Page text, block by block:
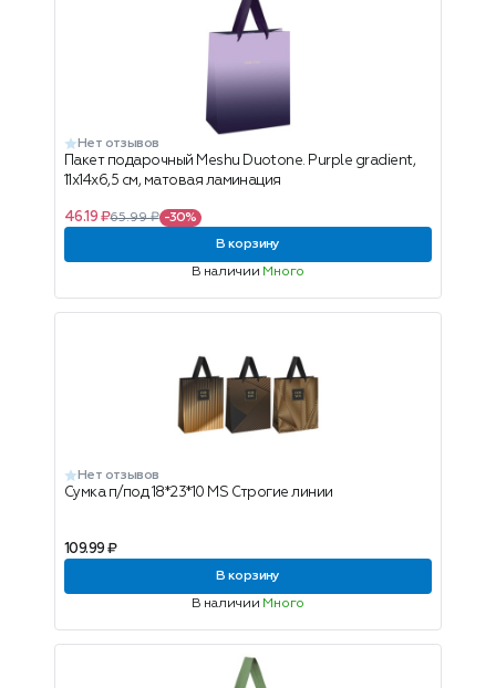
Нет отзывов
Пакет подарочный Meshu Duotone. Purple gradient,
11х14х6,5 см, матовая ламинация
46.19 ₽65.99 ₽ -30%
В корзину
В наличии Много
Нет отзывов
Сумка п/под 18*23*10 MS Строгие линии
109.99 ₽
В корзину
В наличии Много